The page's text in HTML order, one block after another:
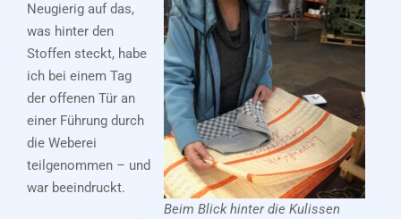
Beim Blick hinter die Kulissen
Neugierig auf das,
was hinter den
Stoffen steckt, habe
ich bei einem Tag
der offenen Tür an
einer Führung durch
die Weberei
teilgenommen – und
war beeindruckt.